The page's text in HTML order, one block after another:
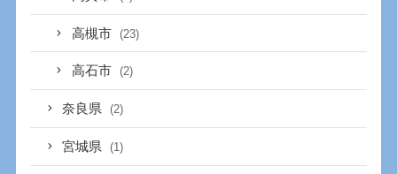
高槻市 (23)
高石市 (2)
奈良県 (2)
宮城県 (1)